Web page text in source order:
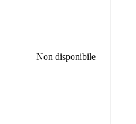
Non disponibile